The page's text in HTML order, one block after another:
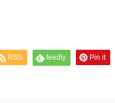
RSS feedly Pin it